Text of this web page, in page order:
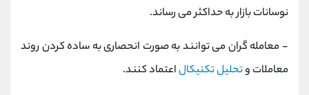
نوسانات بازار به حداکثر می رساند.
- معامله گران می توانند به صورت انحصاری به ساده کردن روند
معاملات وتحلیل تکنیکالاعتماد کنند.